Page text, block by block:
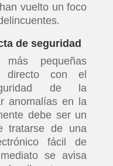
vuelto un foco
de seguridad
pequeñas
directo con el
de la
anomalías en la
debe ser un
tratarse de una
fácil de
se avisa